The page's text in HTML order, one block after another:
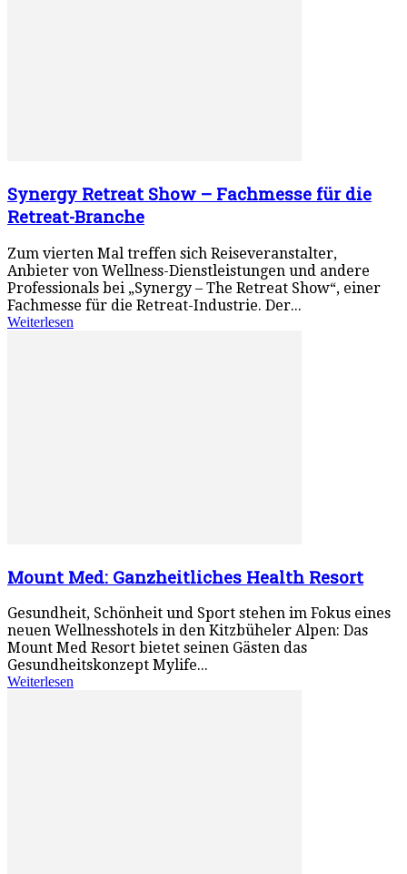
Synergy Retreat Show – Fachmesse für die
Retreat-Branche
Zum vierten Mal treffen sich Reiseveranstalter,
Anbieter von Wellness-Dienstleistungen und andere
Professionals bei „Synergy – The Retreat Show“, einer
Fachmesse für die Retreat-Industrie. Der...
Weiterlesen
Mount Med: Ganzheitliches Health Resort
Gesundheit, Schönheit und Sport stehen im Fokus eines
neuen Wellnesshotels in den Kitzbüheler Alpen: Das
Mount Med Resort bietet seinen Gästen das
Gesundheitskonzept Mylife...
Weiterlesen